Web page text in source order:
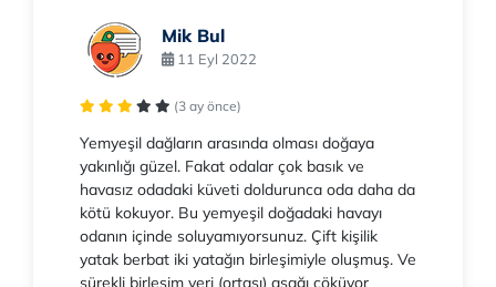
Mik Bul
11 Eyl 2022
(3 ay önce)
Yemyeşil dağların arasında olması doğaya
yakınlığı güzel. Fakat odalar çok basık ve
havasız odadaki küveti doldurunca oda daha da
kötü kokuyor. Bu yemyeşil doğadaki havayı
odanın içinde soluyamıyorsunuz. Çift kişilik
yatak berbat iki yatağın birleşimiyle oluşmuş. Ve
sürekli birleşim yeri (ortası) aşağı çöküyor